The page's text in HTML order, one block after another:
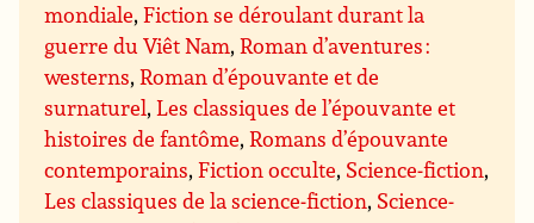
mondiale,Fiction se déroulant durant la
guerre du Viêt Nam,Roman d’aventures :
westerns,Roman d’épouvante et de
surnaturel,Les classiques de l’épouvante et
histoires de fantôme,Romans d’épouvante
contemporains,Fiction occulte, Science-fiction,
Les classiques de la science-fiction, Science-